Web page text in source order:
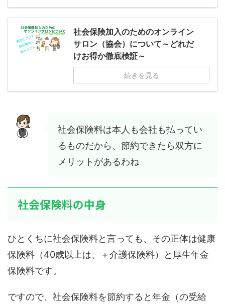
社会保険加入のためのオンライン
サロン（協会）について～どれだ
けお得か徹底検証～
続きを見る
社会保険料は本人も会社も払ってい
るものだから、節約できたら双方に
メリットがあるわね
社会保険料の中身
ひとくちに社会保険料と言っても、その正体は健康
保険料（40歳以上は、＋介護保険料）と厚生年金
保険料です。
ですので、社会保険料を節約すると年金（の受給